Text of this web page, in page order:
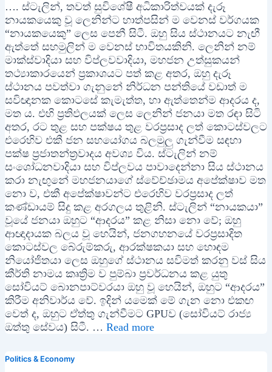
…. ස්ටැලින්, තවත් සුවිශේෂී අධිකාරිත්වයක් දැරූ
නායකයෙකු වූ ලෙනින්ට හාත්පසින් ම වෙනස් වර්ගයක
“නායකයෙකු” ලෙස පෙනී සිටී. ඔහු සිය ස්ථානයට නැඟී
ඇත්තේ සහමුලින් ම වෙනස් භාවිතයකිනි. ලෙනින් නම්
මාක්ස්වාදියා සහ විප්ලවවාදියා, මහජන උත්සුකයන්
තථ්‍යාකාරයෙන් ප්‍රකාශයට පත් කළ අතර, ඔහු දැරූ
ස්ථානය පවත්වා ගැනුනේ නිර්ධන පන්තියේ වඩාත් ම
සවිඥානක කොටසේ කැමැත්ත, හා ඇත්තෙන්ම ආදරය ද,
මත ය. එහි ප්‍රතිඵලයක් ලෙස ලෙනින් ජනයා මත රඳා සිටි
අතර, රට තුළ සහ පක්ෂය තුළ වරප්‍රසාද ලත් කොටස්වලට
එරෙහිව එකී ජන සහයෝගය බලමුලු ගැන්වීම සඳහා
පක්ෂ ප්‍රජාතන්ත්‍රවාදය අවශ්‍ය විය. ස්ටැලින් නම්
සංශෝධනවාදියා සහ විප්ලවය පාවාදෙන්නා සිය ස්ථානය
කරා නැඟුනේ මහජනයාගේ ස්වේච්ඡාමය අපේක්ෂාව මත
නො ව, එකී අපේක්ෂාවන්ට එරෙහිව වරප්‍රසාද ලත්
කණ්ඩායම් සිදු කළ අරගලය තුළිනි. ස්ටැලින් “නායකයා”
වූයේ ජනයා ඔහුට “ආදරය” කළ නිසා නො වේ; ඔහු
ආඥාදායක බලය වූ හෙයින්, ජනගහනයේ වරප්‍රසාදිත
කොටස්වල බේරුම්කරු, ආරක්ෂකයා සහ හොඳම
නියෝජිතයා ලෙස ඔහුගේ ස්ථානය සවිමත් කරනු වස් සිය
කීර්ති නාමය කෘත්‍රිම ව පුම්බා ප්‍රවර්ධනය කළ යුතු
සෝවියට් බොනපාට්වරයා ඔහු වූ හෙයින්, ඔහුට “ආදරය”
කිරීම අනිවාර්ය වේ. ඉදින් යමෙක් මේ ගැන නො එකඟ
වෙත් ද, ඔහුට ඒත්තු ගැන්වීමට GPUව (සෝවියට් රාජ්‍ය
ඔත්තු සේවය) සිටී. … Read more
Politics & Economy